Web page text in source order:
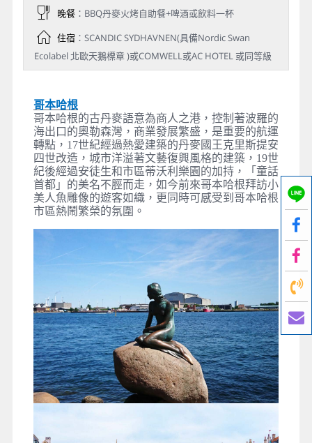
晚餐：BBQ丹麥火烤自助餐+啤酒或飲料一杯
住宿：SCANDIC SYDHAVNEN(具備Nordic Swan
Ecolabel 北歐天鵝標章 )或COMWELL或AC HOTEL 或同等級
哥本哈根
哥本哈根的古丹麥語意為商人之港，控制著波羅的
海出口的奧勒森灣，商業發展繁盛，是重要的航運
轉點，17世紀經過熱愛建築的丹麥國王克里斯提安
四世改造，城市洋溢著文藝復興風格的建築，19世
紀後經過安徒生和市區蒂沃利樂園的加持，「童話
首都」的美名不脛而走，如今前來哥本哈根拜訪小
美人魚雕像的遊客如織，更同時可感受到哥本哈根
市區熱鬧繁榮的氛圍。